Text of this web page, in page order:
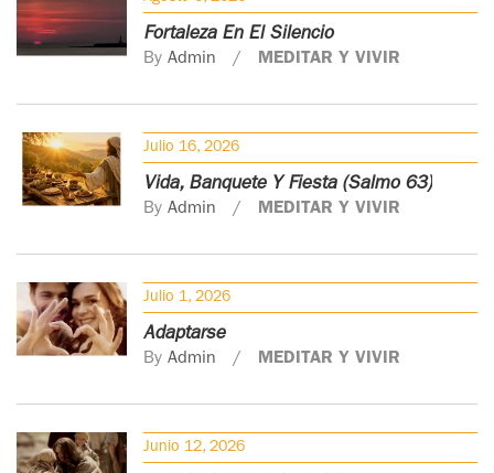
Fortaleza En El Silencio
By Admin MEDITAR Y VIVIR
Julio 16, 2026
Vida, Banquete Y Fiesta (Salmo 63)
By Admin MEDITAR Y VIVIR
Julio 1, 2026
Adaptarse
By Admin MEDITAR Y VIVIR
Junio 12, 2026